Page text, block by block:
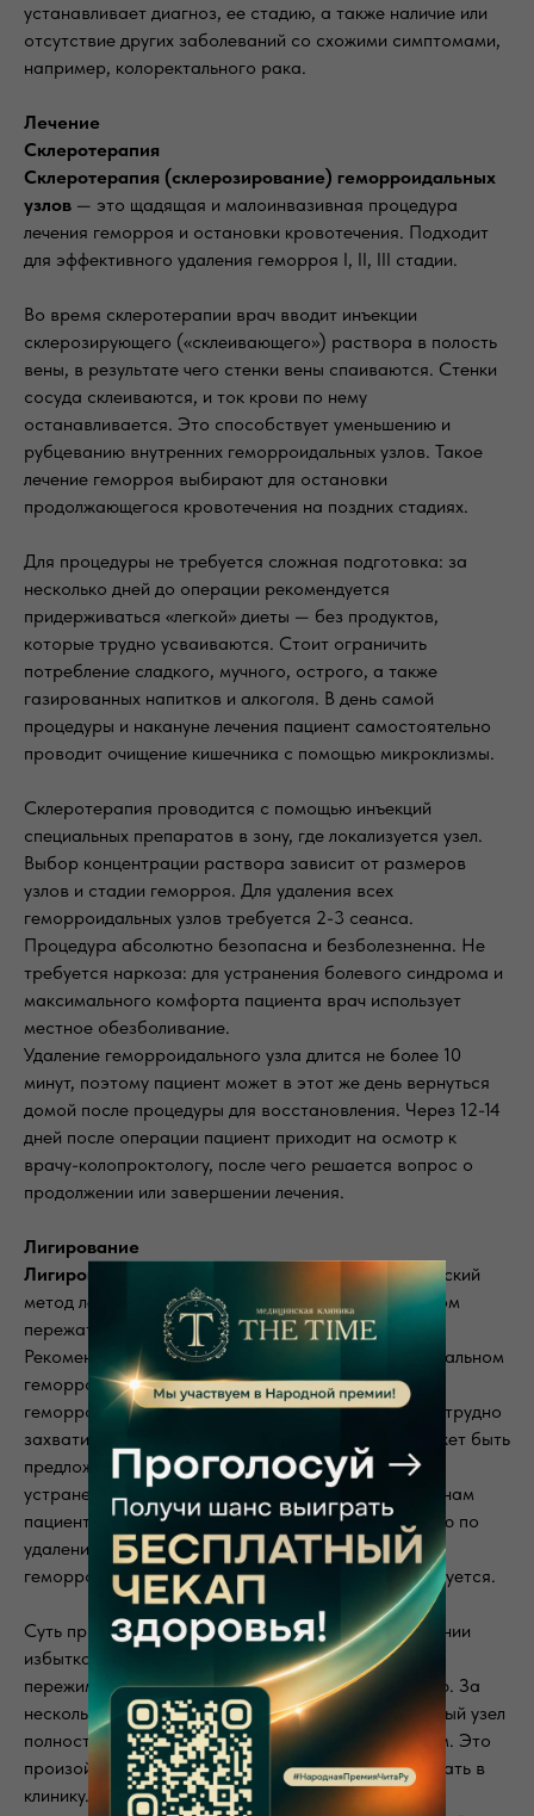
устанавливает диагноз, ее стадию, а также наличие или
отсутствие других заболеваний со схожими симптомами,
например, колоректального рака.
Лечение
Склеротерапия
Склеротерапия (склерозирование) геморроидальных
узлов — это щадящая и малоинвазивная процедура
лечения геморроя и остановки кровотечения. Подходит
для эффективного удаления геморроя I, II, III стадии.
Во время склеротерапии врач вводит инъекции
склерозирующего («склеивающего») раствора в полость
вены, в результате чего стенки вены спаиваются. Стенки
сосуда склеиваются, и ток крови по нему
останавливается. Это способствует уменьшению и
рубцеванию внутренних геморроидальных узлов. Такое
лечение геморроя выбирают для остановки
продолжающегося кровотечения на поздних стадиях.
Для процедуры не требуется сложная подготовка: за
несколько дней до операции рекомендуется
придерживаться «легкой» диеты — без продуктов,
которые трудно усваиваются. Стоит ограничить
потребление сладкого, мучного, острого, а также
газированных напитков и алкоголя. В день самой
процедуры и накануне лечения пациент самостоятельно
проводит очищение кишечника с помощью микроклизмы.
Склеротерапия проводится с помощью инъекций
специальных препаратов в зону, где локализуется узел.
Выбор концентрации раствора зависит от размеров
узлов и стадии геморроя. Для удаления всех
геморроидальных узлов требуется 2-3 сеанса.
Процедура абсолютно безопасна и безболезненна. Не
требуется наркоза: для устранения болевого синдрома и
максимального комфорта пациента врач использует
местное обезболивание.
Удаление геморроидального узла длится не более 10
минут, поэтому пациент может в этот же день вернуться
домой после процедуры для восстановления. Через 12-14
дней после операции пациент приходит на осмотр к
врачу-колопроктологу, после чего решается вопрос о
продолжении или завершении лечения.
Лигирование
Лигирование
— это малоинвазивный нехирургический
метод лечения геморроидальных узлов посредством
пережатия ножек узлов латексными кольцами.
Рекомендуется при II, III стадии геморроя. При начальном
геморрое I стадии метод не используется, так как
геморроидальные узлы еще не так выражены, и их трудно
захватить в кольцо. На IV стадии лигирование может быть
предложено только как временное решение для
устранения кровотечения, если по каким-то причинам
пациенту нельзя провести хирургическую операцию по
удалению геморроя. Если есть наружные
геморроидальные узлы, то лигирование не используется.
Суть процедуры лигирования заключается в удалении
избытка выпадающей ткани: силиконовое кольцо
пережимает ножку узла, лишая его питания кровью. За
несколько дней после лигирования геморроидальный узел
полностью отмирает и удаляется вместе с кольцом. Это
произойдет самостоятельно, не требуется приезжать в
клинику. Для пациента это абсолютно незаметный